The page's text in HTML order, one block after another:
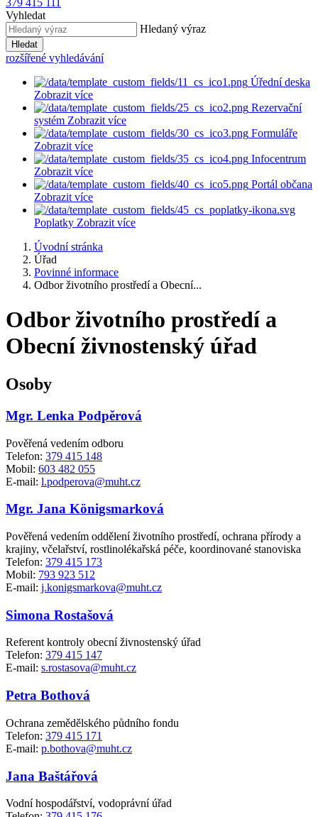
379 415 111
Vyhledat
Hledaný výraz
Hledat
rozšířené vyhledávání
Úřední deska
Zobrazit více
Rezervační
systém Zobrazit více
Formuláře
Zobrazit více
Infocentrum
Zobrazit více
Portál občana
Zobrazit více
Poplatky Zobrazit více
Úvodní stránka
Úřad
Povinné informace
Odbor životního prostředí a Obecní...
Odbor životního prostředí a
Obecní živnostenský úřad
Osoby
Mgr. Lenka Podpěrová
Pověřená vedením odboru
Telefon: 379 415 148
Mobil: 603 482 055
E-mail: l.podperova@muht.cz
Mgr. Jana Königsmarková
Pověřená vedením oddělení životního prostředí, ochrana přírody a
krajiny, včelařství, rostlinolékařská péče, koordinované stanoviska
Telefon: 379 415 173
Mobil: 793 923 512
E-mail: j.konigsmarkova@muht.cz
Simona Rostašová
Referent kontroly obecní živnostenský úřad
Telefon: 379 415 147
E-mail: s.rostasova@muht.cz
Petra Bothová
Ochrana zemědělského půdního fondu
Telefon: 379 415 171
E-mail: p.bothova@muht.cz
Jana Baštářová
Vodní hospodářství, vodoprávní úřad